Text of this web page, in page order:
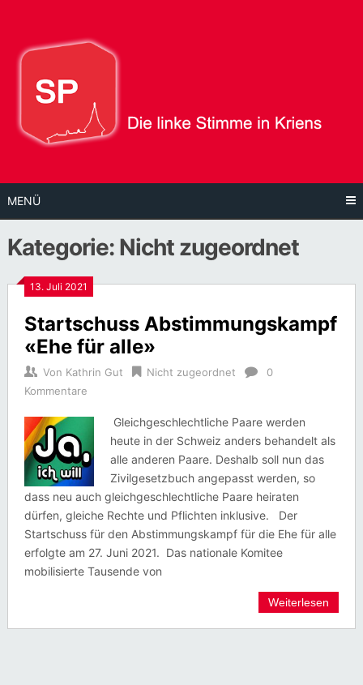
Inhalt
MENÜ
Kategorie: Nicht zugeordnet
13. Juli 2021
Startschuss Abstimmungskampf
«Ehe für alle»
Von Kathrin Gut Nicht zugeordnet
0
Kommentare
Gleichgeschlechtliche Paare werden
heute in der Schweiz anders behandelt als
alle anderen Paare. Deshalb soll nun das
Zivilgesetzbuch angepasst werden, so
dass neu auch gleichgeschlechtliche Paare heiraten
dürfen, gleiche Rechte und Pflichten inklusive. Der
Startschuss für den Abstimmungskampf für die Ehe für alle
erfolgte am 27. Juni 2021. Das nationale Komitee
mobilisierte Tausende von
Weiterlesen